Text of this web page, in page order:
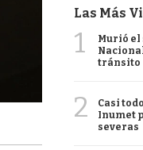
Las Más
1
Murió el
tránsito
2
Casi
Inumet
severas